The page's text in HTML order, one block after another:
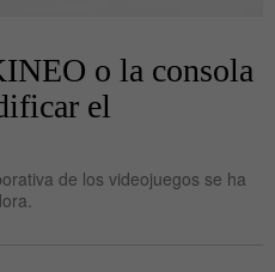
o la consola
el
de los videojuegos se ha